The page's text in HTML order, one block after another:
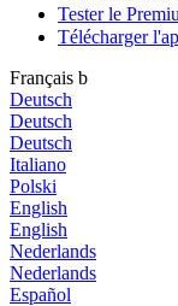
Tester le
Télécharger
Français b
Deutsch
Deutsch
Deutsch
Italiano
Polski
English
English
Nederlands
Nederlands
Español